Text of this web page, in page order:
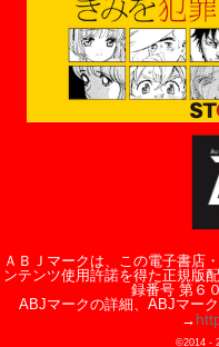
ＡＢＪマークは、この電子書店
ンテンツ使用許諾を得た正規版
録番号 第６
ABJマークの詳細、ABJマー
→
©2014 -